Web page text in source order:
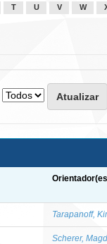
T U V W
Tarapanoff,
Scherer,